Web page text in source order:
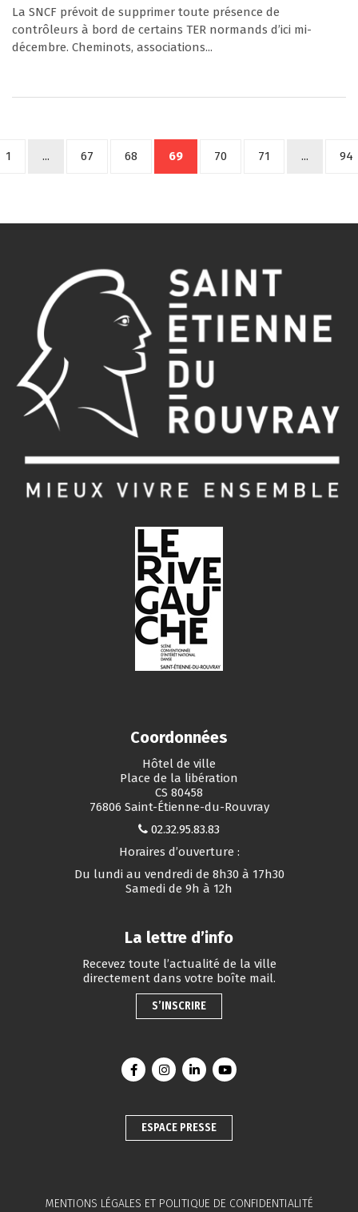
La SNCF prévoit de supprimer toute présence de
contrôleurs à bord de certains TER normands d’ici mi-
décembre. Cheminots, associations...
1 ... 67 68 69 70 71 ... 94
Coordonnées
Hôtel de ville
Place de la libération
CS 80458
76806 Saint-Étienne-du-Rouvray
02.32.95.83.83
Horaires d’ouverture :
Du lundi au vendredi de 8h30 à 17h30
Samedi de 9h à 12h
La lettre d’info
Recevez toute l’actualité de la ville
directement dans votre boîte mail.
S’INSCRIRE
Lien vers le compte Facebook
Lien vers le compte Instagram
Lien vers le compte Linkedin
Lien vers la chaîne
ESPACE PRESSE
MENTIONS LÉGALES ET POLITIQUE DE CONFIDENTIALITÉ